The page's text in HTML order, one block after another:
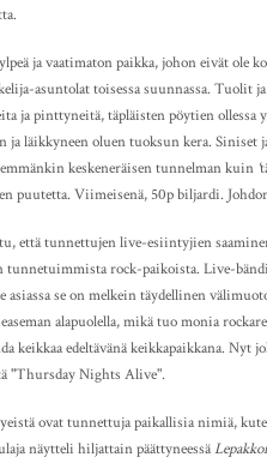
ja vaatimaton paikka, johon eivät ole
asuntolat toisessa suunnassa.
ja pinttyneitä, täpläisten pöytien ollessa
ja läikkyneen oluen tuoksun kera.
keskeneräisen tunnelman kuin
puutetta. Viimeisenä, 50p biljardi.
että tunnettujen live-esiintyjien
rock-paikoista. Live-
asiassa se on melkein täydellinen
alapuolella, mikä tuo monia
keikkaa edeltävänä keikkapaikkana.
"Thursday Nights Alive".
ovat tunnettuja paikallisia nimiä,
näytteli hiljattain päättyneessä